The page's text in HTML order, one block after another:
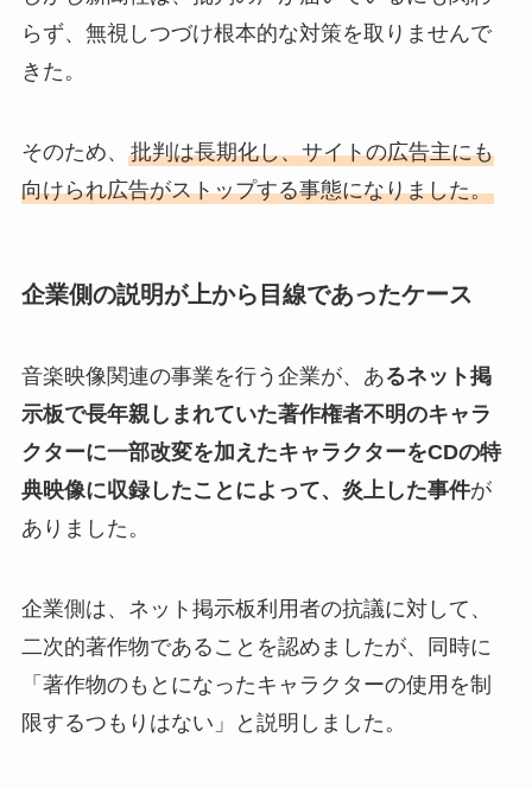
らず、無視しつづけ根本的な対策を取りませんで
きた。
そのため、 批判は長期化し、サイトの広告主にも
向けられ広告がストップする事態になりました。
企業側の説明が上から目線であったケース
音楽映像関連の事業を行う企業が、あるネット掲
示板で長年親しまれていた著作権者不明のキャラ
クターに一部改変を加えたキャラクターをCDの特
典映像に収録したことによって、炎上した事件が
ありました。
企業側は、ネット掲示板利用者の抗議に対して、
二次的著作物であることを認めましたが、同時に
「著作物のもとになったキャラクターの使用を制
限するつもりはない」と説明しました。